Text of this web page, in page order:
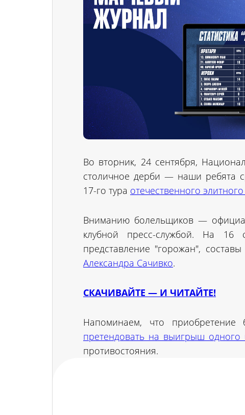
Во вторник, 24 сентября,
столичное дерби — наши ребята
17-го тура отечественного
Вниманию болельщиков —
клубной пресс-службой. На 16
представление "горожан",
Александра Сачивко.
СКАЧИВАЙТЕ — И ЧИТАЙТЕ!
Напоминаем, что приобретение
претендовать на выигрыш одного
противостояния.